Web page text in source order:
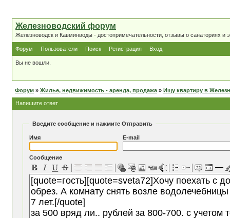
Железноводский форум
Железноводск и Кавминводы - достопримечательности, отзывы о санаториях и
Форум Пользователи Поиск Регистрация Вход
Вы не вошли.
Форум » Жилье, недвижимость - аренда, продажа » Ищу квартиру в
Напишите ответ
Введите сообщение и нажмите Отправить
Имя E-mail
Сообщение